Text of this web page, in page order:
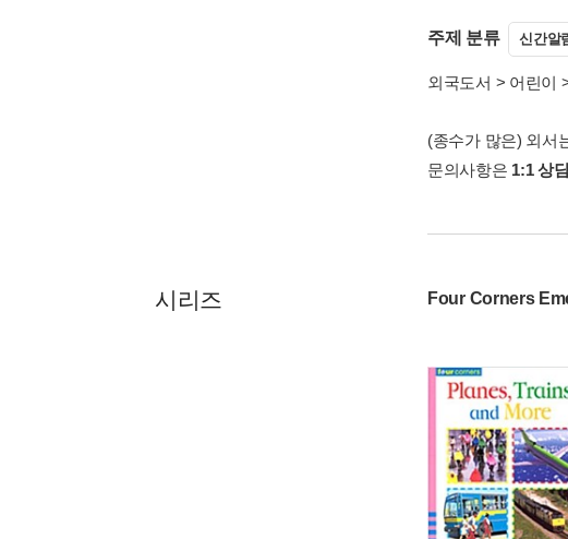
주제 분류 신간알
외국도서 > 어린이
(종수가 많은) 외서
문의사항은 1:1 상
시리즈 Four Corners